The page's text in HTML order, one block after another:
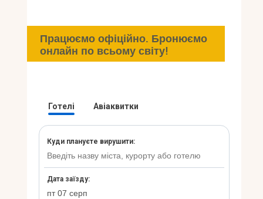
Інфо
Контакти
Працюємо офіційно. Бронюємо
онлайн по всьому світу!